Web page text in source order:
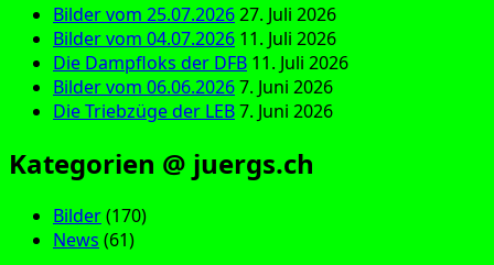
Bilder vom 25.07.202627. Juli 2026
Bilder vom 04.07.2026 11. Juli 2026
Die Dampfloks der DFB 11. Juli 2026
Bilder vom 06.06.20267. Juni 2026
Die Triebzüge der LEB7. Juni 2026
Kategorien @ juergs.ch
Bilder(170)
News (61)